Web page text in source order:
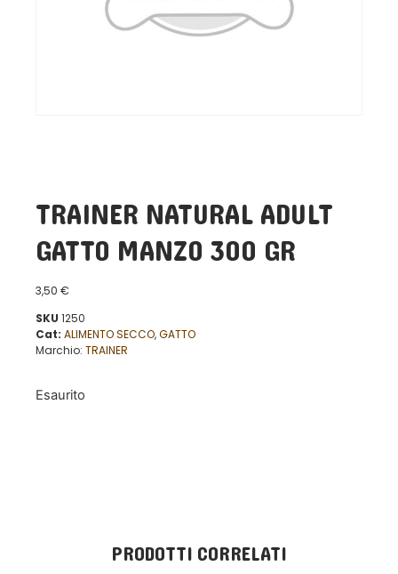
TRAINER NATURAL ADULT
GATTO MANZO 300 GR
3,50 €
SKU 1250
Cat: ALIMENTO SECCO,GATTO
Marchio: TRAINER
Esaurito
PRODOTTI CORRELATI